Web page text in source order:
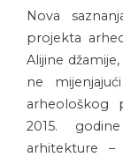
Nova
projekta
Alijine
ne
arheološkog
2015.
arhitekture –